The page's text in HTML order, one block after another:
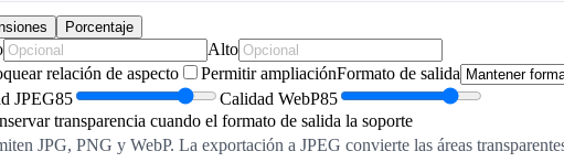
Porcentaje
Alto
relación de aspecto
Permitir ampliaciónFormato de salida
JPEG85 Calidad WebP85
transparencia cuando el formato de salida la soporte
JPG, PNG y WebP. La exportación a JPEG convierte las áreas